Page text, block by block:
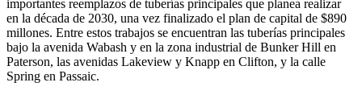
importantes reemplazos de tuberías principales que planea realizar
en la década de 2030, una vez finalizado el plan de capital de $890
millones. Entre estos trabajos se encuentran las tuberías principales
bajo la avenida Wabash y en la zona industrial de Bunker Hill en
Paterson, las avenidas Lakeview y Knapp en Clifton, y la calle
Spring en Passaic.